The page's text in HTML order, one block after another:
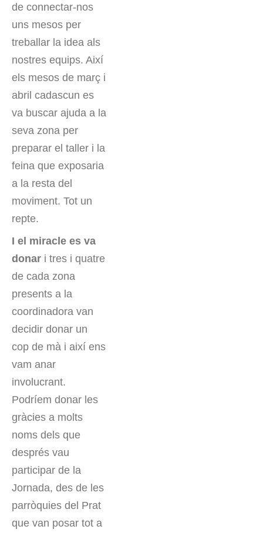
de connectar-nos
uns mesos per
treballar la idea als
nostres equips. Així
els mesos de març i
abril cadascun es
va buscar ajuda a la
seva zona per
preparar el taller i la
feina que exposaria
a la resta del
moviment. Tot un
repte.
I el miracle es va
donar i tres i quatre
de cada zona
presents a la
coordinadora van
decidir donar un
cop de mà i així ens
vam anar
involucrant.
Podríem donar les
gràcies a molts
noms dels que
després vau
participar de la
Jornada, des de les
parròquies del Prat
que van posar tot a